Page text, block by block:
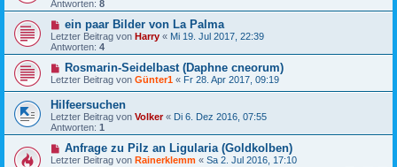
Antworten: 8
ein paar Bilder von La Palma
Letzter Beitrag von Harry « Mi 19. Jul 2017, 22:39
Antworten: 4
Rosmarin-Seidelbast (Daphne cneorum)
Letzter Beitrag von Günter1 « Fr 28. Apr 2017, 09:19
Hilfeersuchen
Letzter Beitrag von Volker« Di 6. Dez 2016, 07:55
Antworten: 1
Anfrage zu Pilz an Ligularia (Goldkolben)
Letzter Beitrag von Rainerklemm « Sa 2. Jul 2016, 17:10